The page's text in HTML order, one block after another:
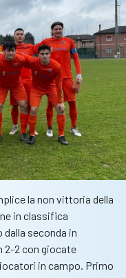
la non vittoria della
in classifica
seconda in
2-2 con giocate
in campo. Primo